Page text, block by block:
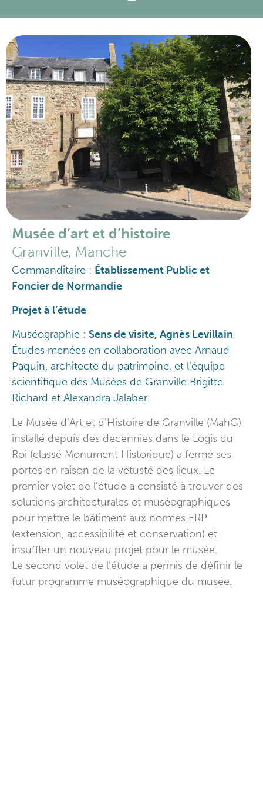
Musée d’art et d’histoire
Granville, Manche
Commanditaire : Établissement Public et
Foncier de Normandie
Projet à l’étude
Muséographie : Sens de visite, Agnès Levillain
Études menées en collaboration avec Arnaud
Paquin, architecte du patrimoine, et l’équipe
scientifique des Musées de Granville Brigitte
Richard et Alexandra Jalaber.
Le Musée d’Art et d’Histoire de Granville (MahG)
installé depuis des décennies dans le Logis du
Roi (classé Monument Historique) a fermé ses
portes en raison de la vétusté des lieux. Le
premier volet de l’étude a consisté à trouver des
solutions architecturales et muséographiques
pour mettre le bâtiment aux normes ERP
(extension, accessibilité et conservation) et
insuffler un nouveau projet pour le musée.
Le second volet de l’étude a permis de définir le
futur programme muséographique du musée.